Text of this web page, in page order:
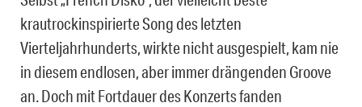
krautrockinspirierte Song des letzten
Vierteljahrhunderts, wirkte nicht ausgespielt, kam nie
in diesem endlosen, aber immer drängenden Groove
an. Doch mit Fortdauer des Konzerts fanden